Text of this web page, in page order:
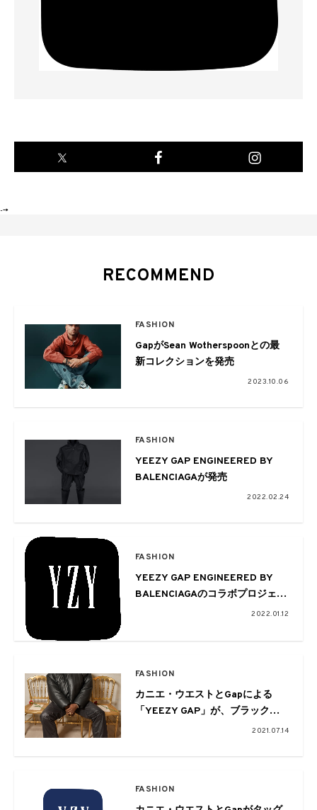
-->
RECOMMEND
FASHION
GapがSean Wotherspoonとの最
新コレクションを発売
2023.10.06
FASHION
YEEZY GAP ENGINEERED BY
BALENCIAGAが発売
2022.02.24
FASHION
YEEZY GAP ENGINEERED BY
BALENCIAGAのコラボプロジェク
2022.01.12
FASHION
カニエ・ウエストとGapによる
「YEEZY GAP」が、ブラックラ
ウンドジャケットの先行予約販売
2021.07.14
FASHION